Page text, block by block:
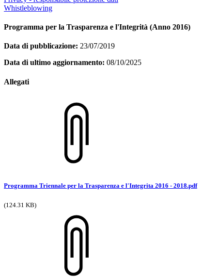
Whistleblowing
Programma per la Trasparenza e l'Integrità (Anno 2016)
Data di pubblicazione: 23/07/2019
Data di ultimo aggiornamento: 08/10/2025
Allegati
Programma Triennale per la Trasparenza e l'Integrita 2016 - 2018.pdf
(124.31 KB)